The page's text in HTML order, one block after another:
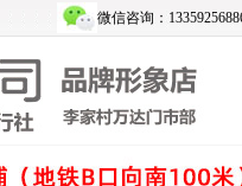
微信咨询：